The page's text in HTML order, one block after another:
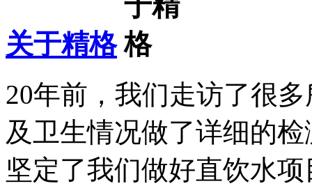
关于精格
20年前，我们走访了很
及卫生情况做了详细的
坚定了我们做好直饮水